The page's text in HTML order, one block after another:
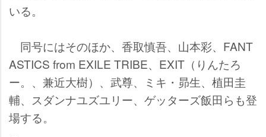
いる。
同号にはそのほか、香取慎吾、山本彩、FANT
ASTICS from EXILE TRIBE、EXIT（りんたろ
ー。、兼近大樹）、武尊、ミキ・昴生、植田圭
輔、スダンナユズユリー、ゲッターズ飯田らも登
場する。